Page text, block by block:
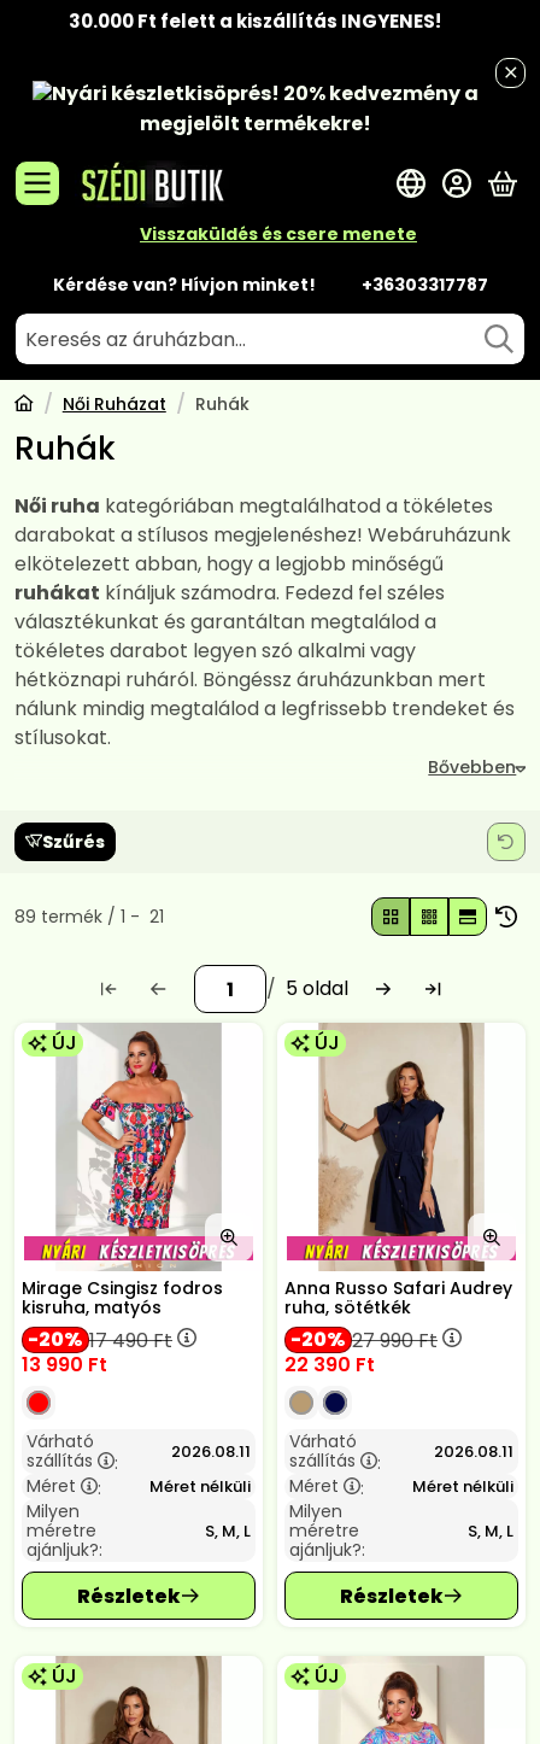
30.000 Ft felett a kiszállítás INGYENES!
Nyári készletkisöprés! 20% kedvezménya
megjelölt termékekre!
Visszaküldés és csere menete
Kérdése van? Hívjon minket! +36303317787
A
Női Ruházat Ruhák
Ruhák
Női ruha kategóriában megtalálhatod a tökéletes
darabokat a stílusos megjelenéshez! Webáruházunk
elkötelezett abban, hogy a legjobb minőségű
ruhákat kínáljuk számodra. Fedezd fel széles
választékunkat és garantáltan megtalálod a
tökéletes darabot legyen szó alkalmi vagy
hétköznapi ruháról. Böngéssz áruházunkban mert
nálunk mindig megtalálod a legfrissebb trendeket és
stílusokat.
Szűrés
Összes termék a kategóriában
89 termék 1 21
5
ÚJ
Mirage Csingisz fodros
kisruha, matyós
20 17 490Ft
13 990 Ft
Várható
szállítás
: 2026.08.11
Méret : Méret nélküli
Milyen
méretre
ajánljuk?:
S, M, L
ÚJ
Anna Russo Safari Audrey
ruha, sötétkék
20 27 990Ft
22 390 Ft
Várható
szállítás
: 2026.08.11
Méret : Méret nélküli
Milyen
méretre
ajánljuk?:
S, M, L
ÚJ ÚJ